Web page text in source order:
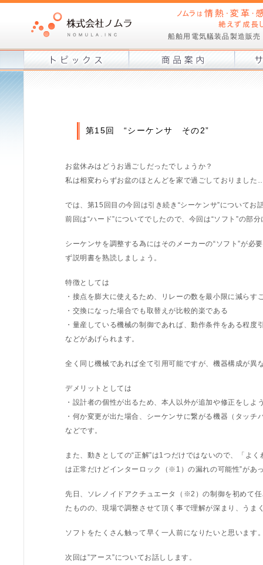
船舶用電気艤装品製造販
第15回 “シーケンサ その2”
お盆休みはどうお過ごしだったでしょうか？
私は相変わらずお盆のほとんどを家で過ごしておりまし
では、第15回目の今回は引き続き“シーケンサ”についてお
前回は“ハード”についてでしたので、今回は“ソフト”の部
シーケンサを調整する為にはそのメーカーの“ソフト”が
ず説明書を熟読しましょう。
特徴としては
・接点を膨大に使えるため、リレーの数を最小限に減らす
・交換になった場合でも取替えが比較的楽である
・量産している機械の制御であれば、動作条件をある程度
などがあげられます。
全く同じ機械であれば全て引用可能ですが、機器構成が
デメリットとしては
・設計者の個性が出るため、本人以外が追加や修正をしよ
・何か変更が出た場合、シーケンサに繋がる機器（タッ
などです。
また、動きとしての“正解”は1つだけではないので、「よ
は正常だけどインターロック（※1）の漏れの可能性”があ
先日、ソレノイドアクチュエータ（※2）の制御を初めて
たものの、現場で調整させて頂く事で理解が深まり、うま
ソフトをたくさん触って早く一人前になりたいと思います
次回は”アース”についてお話しします。